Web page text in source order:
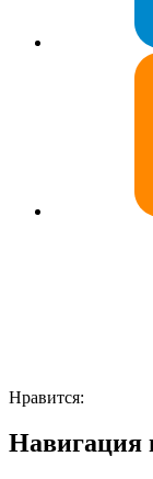
Нравится:
Навигация